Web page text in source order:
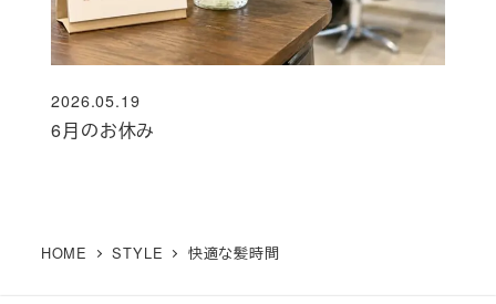
6月のお休み
投稿日
2026.05.19
HOME STYLE 快適な髪時間